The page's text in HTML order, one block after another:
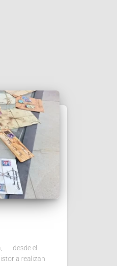
desde el
realizan